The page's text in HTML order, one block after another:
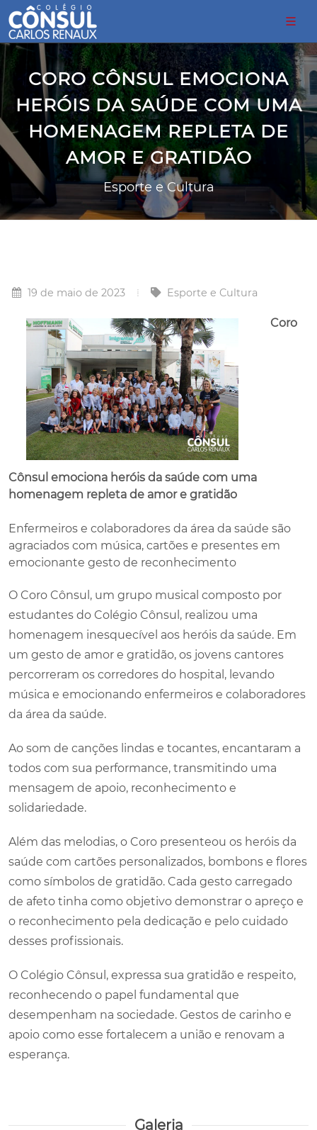
CORO CÔNSUL EMOCIONA
HERÓIS DA SAÚDE COM UMA
HOMENAGEM REPLETA DE
AMOR E GRATIDÃO
Esporte e Cultura
19 de maio de 2023 Esporte e Cultura
Coro
Cônsul emociona heróis da saúde com uma
homenagem repleta de amor e gratidão
Enfermeiros e colaboradores da área da saúde são
agraciados com música, cartões e presentes em
emocionante gesto de reconhecimento
O Coro Cônsul, um grupo musical composto por
estudantes do Colégio Cônsul, realizou uma
homenagem inesquecível aos heróis da saúde. Em
um gesto de amor e gratidão, os jovens cantores
percorreram os corredores do hospital, levando
música e emocionando enfermeiros e colaboradores
da área da saúde.
Ao som de canções lindas e tocantes, encantaram a
todos com sua performance, transmitindo uma
mensagem de apoio, reconhecimento e
solidariedade.
Além das melodias, o Coro presenteou os heróis da
saúde com cartões personalizados, bombons e flores
como símbolos de gratidão. Cada gesto carregado
de afeto tinha como objetivo demonstrar o apreço e
o reconhecimento pela dedicação e pelo cuidado
desses profissionais.
O Colégio Cônsul, expressa sua gratidão e respeito,
reconhecendo o papel fundamental que
desempenham na sociedade. Gestos de carinho e
apoio como esse fortalecem a união e renovam a
esperança.
Galeria